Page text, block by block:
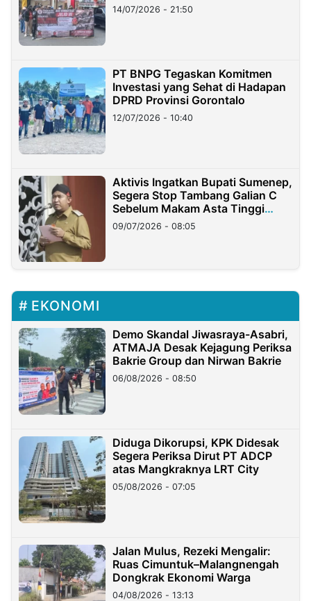
Lampung
14/07/2026 - 21:50
PT BNPG Tegaskan Komitmen
Investasi yang Sehat di Hadapan
DPRD Provinsi Gorontalo
12/07/2026 - 10:40
Aktivis Ingatkan Bupati Sumenep,
Segera Stop Tambang Galian C
Sebelum Makam Asta Tinggi
Longsor
09/07/2026 - 08:05
EKONOMI
Demo Skandal Jiwasraya-Asabri,
ATMAJA Desak Kejagung Periksa
Bakrie Group dan Nirwan Bakrie
06/08/2026 - 08:50
Diduga Dikorupsi, KPK Didesak
Segera Periksa Dirut PT ADCP
atas Mangkraknya LRT City
05/08/2026 - 07:05
Jalan Mulus, Rezeki Mengalir:
Ruas Cimuntuk–Malangnengah
Dongkrak Ekonomi Warga
04/08/2026 - 13:13